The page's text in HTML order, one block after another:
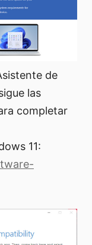
de
las
completar
11: